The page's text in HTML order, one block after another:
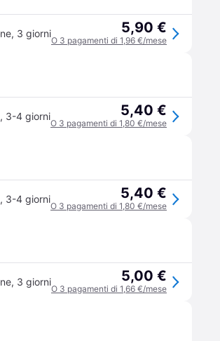
, 3 giorni 5,90 €
O 3 pagamenti di 1,96 €/mese
, 3-4 giorni 5,40 €
O 3 pagamenti di 1,80 €/mese
, 3-4 giorni 5,40 €
O 3 pagamenti di 1,80 €/mese
, 3 giorni 5,00 €
O 3 pagamenti di 1,66 €/mese